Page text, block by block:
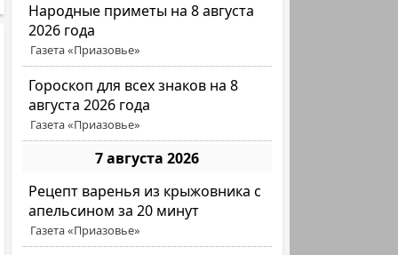
Народные приметы на 8 августа
2026 года
Газета «Приазовье»
Гороскоп для всех знаков на 8
августа 2026 года
Газета «Приазовье»
7 августа 2026
Рецепт варенья из крыжовника с
апельсином за 20 минут
Газета «Приазовье»